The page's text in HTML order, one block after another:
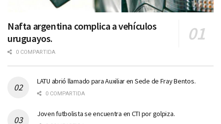
Nafta argentina complica a vehículos
uruguayos.
0 COMPARTIDA
LATU abrió llamado para Auxiliar en Sede de Fray Bentos.
0 COMPARTIDA
Joven futbolista se encuentra en CTI por golpiza.